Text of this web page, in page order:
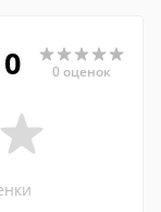
0 0 оценок